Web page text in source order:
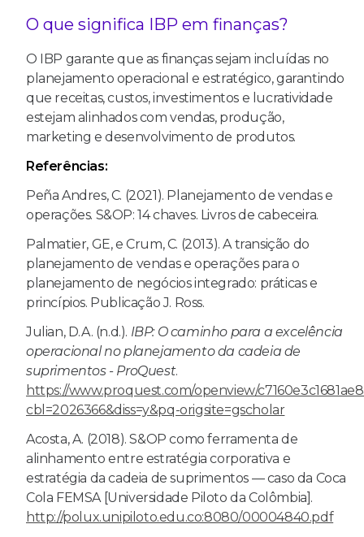
O que significa IBP em finanças?
O IBP garante que as finanças sejam incluídas no
planejamento operacional e estratégico, garantindo
que receitas, custos, investimentos e lucratividade
estejam alinhados com vendas, produção,
marketing e desenvolvimento de produtos.
Referências:
Peña Andres, C. (2021). Planejamento de vendas e
operações. S&OP: 14 chaves. Livros de cabeceira.
Palmatier, GE, e Crum, C. (2013). A transição do
planejamento de vendas e operações para o
planejamento de negócios integrado: práticas e
princípios. Publicação J. Ross.
Julian, D.A. (n.d.). IBP: O caminho para a excelência
operacional no planejamento da cadeia de
suprimentos - ProQuest.
https://www.proquest.com/openview/
cbl=2026366&diss=y&pq-origsite=gscholar
Acosta, A. (2018). S&OP como ferramenta de
alinhamento entre estratégia corporativa e
estratégia da cadeia de suprimentos — caso da Coca
Cola FEMSA [Universidade Piloto da Colômbia].
http://polux.unipiloto.edu.co:8080/00004840.pdf